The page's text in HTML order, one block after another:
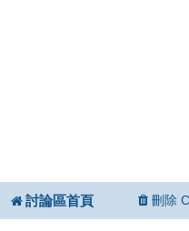
討論區首頁 刪除